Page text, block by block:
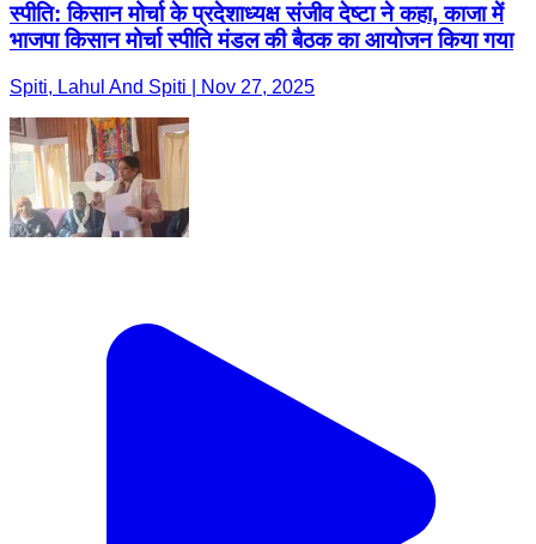
स्पीति: किसान मोर्चा के प्रदेशाध्यक्ष संजीव देष्टा ने कहा, काजा में
भाजपा किसान मोर्चा स्पीति मंडल की बैठक का आयोजन किया गया
Spiti, Lahul And Spiti | Nov 27, 2025